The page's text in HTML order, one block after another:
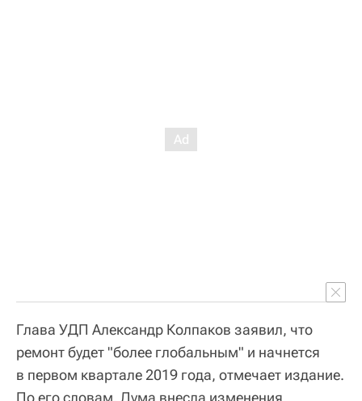
Глава УДП Александр Колпаков заявил, что
ремонт будет "более глобальным" и начнется
в первом квартале 2019 года, отмечает издание.
По его словам, Дума внесла изменения